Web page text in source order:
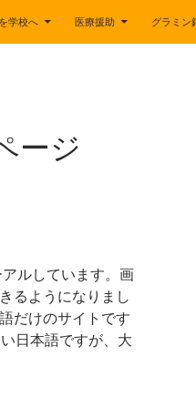
学校へ 医療援助 グラミン
ージ
ルしています。画
るようになりまし
だけのサイトです
日本語ですが、大